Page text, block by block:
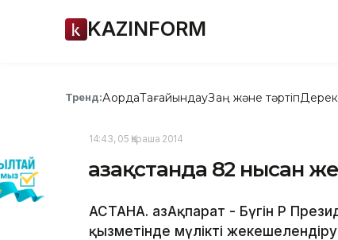
KAZINFORM
Тренд:АқордаТағайындауЗаң және тәртіп
14:43, 05 Қараша 2014
Қазақстанда 82 нысан
АСТАНА. ҚазАқпарат - Бүгін ҚР
қызметінде мүлікті